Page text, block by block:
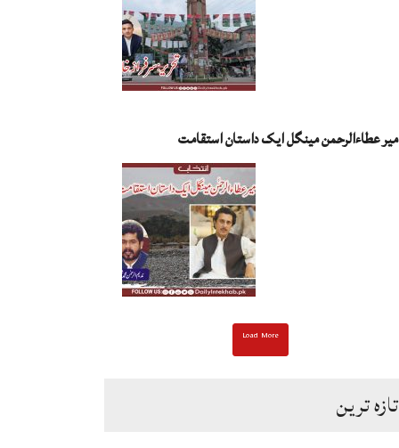
میر عطاءالرحمن مینگل ایک داستان استقامت
Load More
تازہ ترین